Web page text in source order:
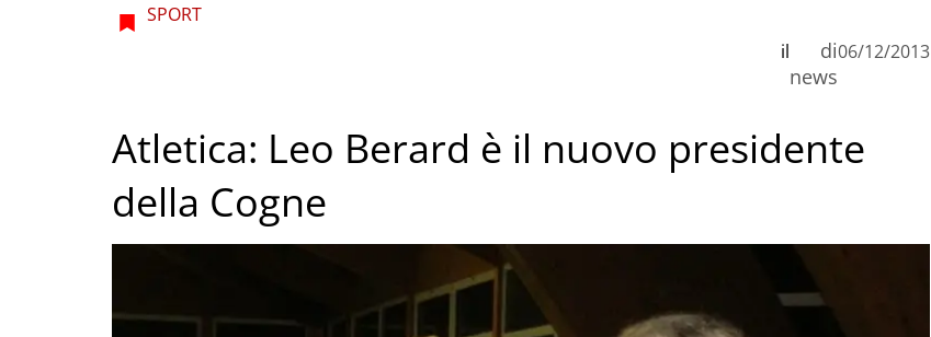
SPORT
di
news
il 06/12/2013
Atletica: Leo Berard è il nuovo presidente
della Cogne